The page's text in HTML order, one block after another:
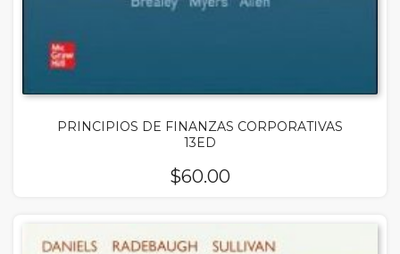
PRINCIPIOS DE FINANZAS CORPORATIVAS
13ED
$60.00